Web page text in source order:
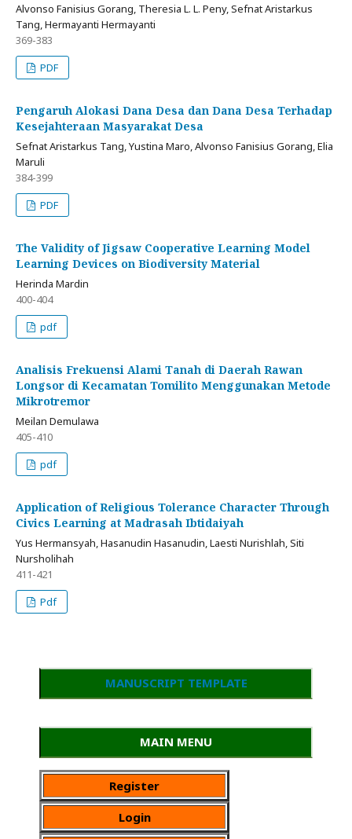
Alvonso Fanisius Gorang, Theresia L. L. Peny, Sefnat Aristarkus
Tang, Hermayanti Hermayanti
369-383
PDF
Pengaruh Alokasi Dana Desa dan Dana Desa Terhadap
Kesejahteraan Masyarakat Desa
Sefnat Aristarkus Tang, Yustina Maro, Alvonso Fanisius Gorang, Elia
Maruli
384-399
PDF
The Validity of Jigsaw Cooperative Learning Model
Learning Devices on Biodiversity Material
Herinda Mardin
400-404
pdf
Analisis Frekuensi Alami Tanah di Daerah Rawan
Longsor di Kecamatan Tomilito Menggunakan Metode
Mikrotremor
Meilan Demulawa
405-410
pdf
Application of Religious Tolerance Character Through
Civics Learning at Madrasah Ibtidaiyah
Yus Hermansyah, Hasanudin Hasanudin, Laesti Nurishlah, Siti
Nursholihah
411-421
Pdf
MANUSCRIPT TEMPLATE
MAIN MENU
Register
Login